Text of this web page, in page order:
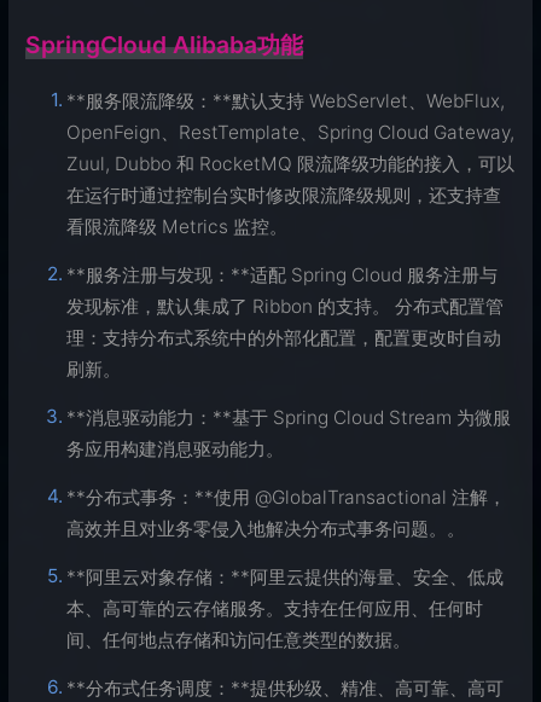
SpringCloud Alibaba功能
**服务限流降级：**默认支持 WebServlet、WebFlux,
OpenFeign、RestTemplate、Spring Cloud Gateway,
Zuul, Dubbo 和 RocketMQ 限流降级功能的接入，可以
在运行时通过控制台实时修改限流降级规则，还支持查
看限流降级 Metrics 监控。
**服务注册与发现：**适配 Spring Cloud 服务注册与
发现标准，默认集成了 Ribbon 的支持。 分布式配置管
理：支持分布式系统中的外部化配置，配置更改时自动
刷新。
**消息驱动能力：**基于 Spring Cloud Stream 为微服
务应用构建消息驱动能力。
**分布式事务：**使用 @GlobalTransactional 注解，
高效并且对业务零侵入地解决分布式事务问题。。
**阿里云对象存储：**阿里云提供的海量、安全、低成
本、高可靠的云存储服务。支持在任何应用、任何时
间、任何地点存储和访问任意类型的数据。
**分布式任务调度：**提供秒级、精准、高可靠、高可